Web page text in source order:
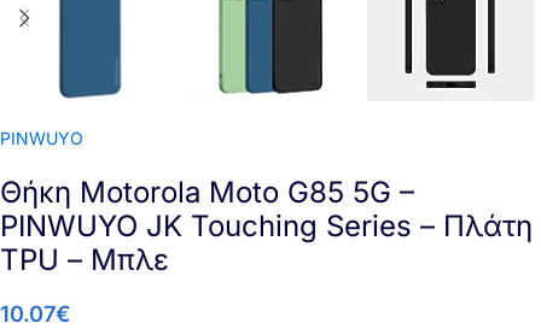
PINWUYO
Θήκη Motorola Moto G85 5G –
PINWUYO JK Touching Series – Πλάτη
TPU – Μπλε
10.07€